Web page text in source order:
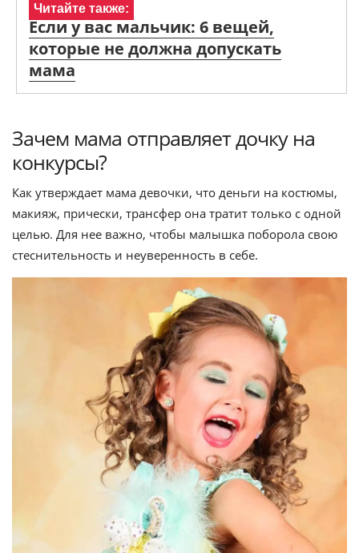
Читайте также:
Если у вас мальчик: 6 вещей,
которые не должна допускать
мама
Зачем мама отправляет дочку на
конкурсы?
Как утверждает мама девочки, что деньги на костюмы,
макияж, прически, трансфер она тратит только с одной
целью. Для нее важно, чтобы малышка поборола свою
стеснительность и неуверенность в себе.